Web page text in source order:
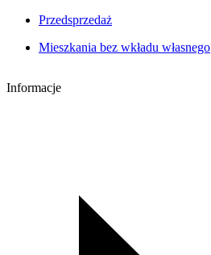
Przedsprzedaż
Mieszkania bez wkładu własnego
Informacje